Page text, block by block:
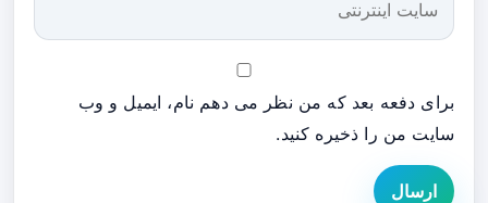
برای دفعه بعد که من نظر می دهم نام، ایمیل و وب
سایت من را ذخیره کنید.
ارسال